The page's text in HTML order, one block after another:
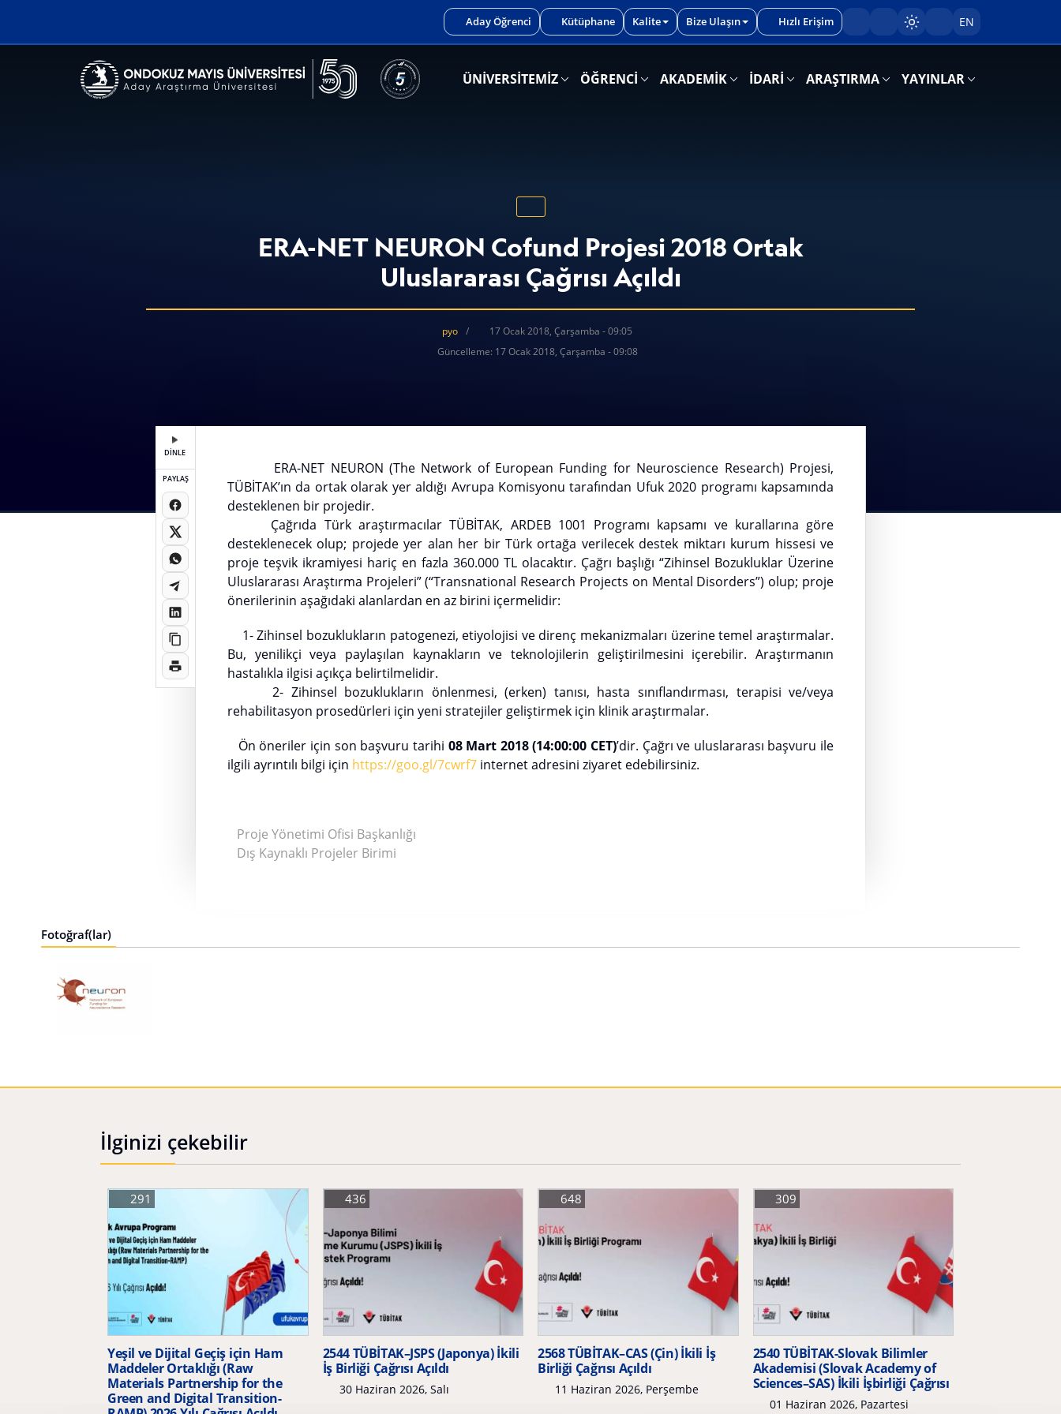
ÜNİVERSİTEMİZ ÖĞRENCİ AKADEMİK İDARİ ARAŞTIRMA YAYINLAR
Aday Öğrenci Kütüphane Kalite Bize Ulaşın Hızlı Erişim Sayfayı karart/aç
EN
ERA-NET NEURON Cofund Projesi 2018 Ortak
Uluslararası Çağrısı Açıldı
pyo
17 Ocak 2018, Çarşamba - 09:05
Güncelleme: 17 Ocak 2018, Çarşamba - 09:08
PAYLAŞ
DİNLE
ERA-NET NEURON (The Network of European Funding for Neuroscience Research) Projesi,
TÜBİTAK’ın da ortak olarak yer aldığı Avrupa Komisyonu tarafından Ufuk 2020 programı kapsamında
desteklenen bir projedir.
Çağrıda Türk araştırmacılar TÜBİTAK, ARDEB 1001 Programı kapsamı ve kurallarına göre
desteklenecek olup; projede yer alan her bir Türk ortağa verilecek destek miktarı kurum hissesi ve
proje teşvik ikramiyesi hariç en fazla 360.000 TL olacaktır. Çağrı başlığı “Zihinsel Bozukluklar Üzerine
Uluslararası Araştırma Projeleri” (“Transnational Research Projects on Mental Disorders”) olup; proje
önerilerinin aşağıdaki alanlardan en az birini içermelidir:
1- Zihinsel bozuklukların patogenezi, etiyolojisi ve direnç mekanizmaları üzerine temel araştırmalar.
Bu, yenilikçi veya paylaşılan kaynakların ve teknolojilerin geliştirilmesini içerebilir. Araştırmanın
hastalıkla ilgisi açıkça belirtilmelidir.
2- Zihinsel bozuklukların önlenmesi, (erken) tanısı, hasta sınıflandırması, terapisi ve/veya
rehabilitasyon prosedürleri için yeni stratejiler geliştirmek için klinik araştırmalar.
Ön öneriler için son başvuru tarihi 08 Mart 2018 (14:00:00 CET)’dir. Çağrı ve uluslararası başvuru ile
ilgili ayrıntılı bilgi için https://goo.gl/7cwrf7internet adresini ziyaret edebilirsiniz.
Proje Yönetimi Ofisi Başkanlığı
Dış Kaynaklı Projeler Birimi
Fotoğraf(lar)
İlginizi çekebilir
Yeşil ve Dijital Geçiş için Ham
Maddeler Ortaklığı (Raw
Materials Partnership for the
Green and Digital Transition-
291
2544 TÜBİTAK–JSPS (Japonya) İkili
İş Birliği Çağrısı Açıldı
30 Haziran 2026, Salı
436
2568 TÜBİTAK–CAS (Çin) İkili İş
Birliği Çağrısı Açıldı
11 Haziran 2026, Perşembe
648
2540 TÜBİTAK-Slovak Bilimler
Akademisi (Slovak Academy of
Sciences–SAS) İkili İşbirliği Çağrısı
01 Haziran 2026, Pazartesi
309